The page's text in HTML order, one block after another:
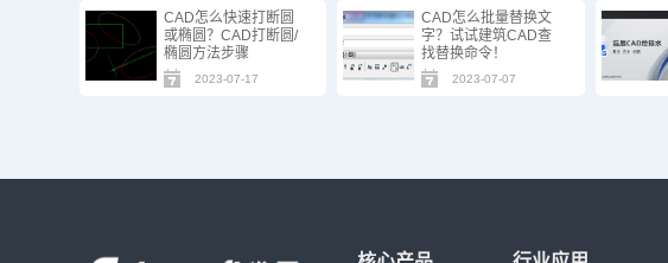
CAD怎么快速打断圆
或椭圆？CAD打断圆/
椭圆方法步骤
2023-07-17
CAD怎么批量替换文
字？试试建筑CAD查
找替换命令！
2023-07-07